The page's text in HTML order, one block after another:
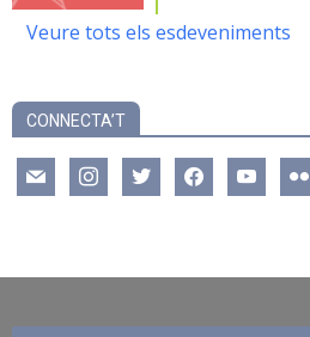
Veure tots els esdeveniments
CONNECTA’T
mail instagramtwitter facebookyoutube flickr